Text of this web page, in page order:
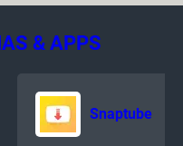
& APPS
Snaptube